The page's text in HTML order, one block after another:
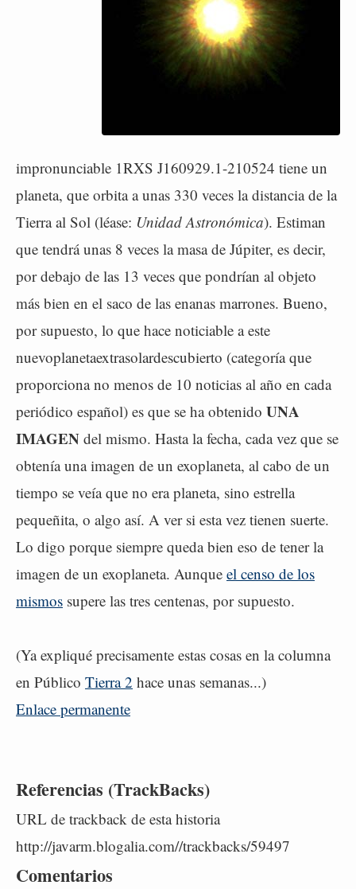
impronunciable 1RXS J160929.1-210524 tiene un
planeta, que orbita a unas 330 veces la distancia de la
Tierra al Sol (léase: Unidad Astronómica). Estiman
que tendrá unas 8 veces la masa de Júpiter, es decir,
por debajo de las 13 veces que pondrían al objeto
más bien en el saco de las enanas marrones. Bueno,
por supuesto, lo que hace noticiable a este
nuevoplanetaextrasolardescubierto (categoría que
proporciona no menos de 10 noticias al año en cada
periódico español) es que se ha obtenido UNA
IMAGEN del mismo. Hasta la fecha, cada vez que se
obtenía una imagen de un exoplaneta, al cabo de un
tiempo se veía que no era planeta, sino estrella
pequeñita, o algo así. A ver si esta vez tienen suerte.
Lo digo porque siempre queda bien eso de tener la
imagen de un exoplaneta. Aunque el censo de los
mismos supere las tres centenas, por supuesto.
(Ya expliqué precisamente estas cosas en la columna
en Público Tierra 2 hace unas semanas...)
Enlace permanente
Referencias (TrackBacks)
URL de trackback de esta historia
http://javarm.blogalia.com//trackbacks/59497
Comentarios